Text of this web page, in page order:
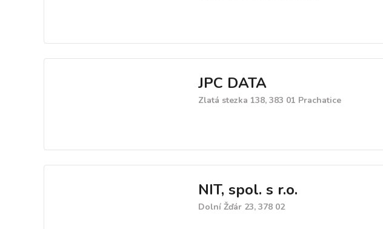
JPC DATA
Zlatá stezka 138, 383 01 Prachatice
NIT, spol. s r.o.
Dolní Žďár 23, 378 02